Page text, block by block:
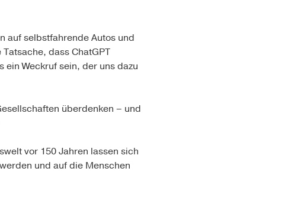
auf selbstfahrende Autos und
dass ChatGPT
Weckruf sein, der uns dazu
überdenken – und
vor 150 Jahren lassen sich
und auf die Menschen